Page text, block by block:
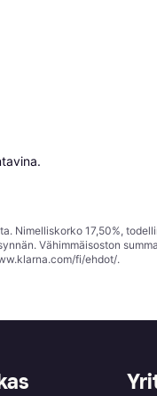
Nimelliskorko 17,50%,
Vähimmäisoston
fi/ehdot/.